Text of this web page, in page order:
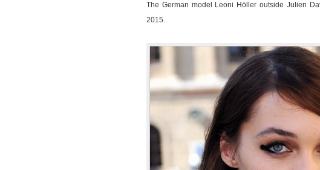
The German model Leoni Höller outside Julien
2015.